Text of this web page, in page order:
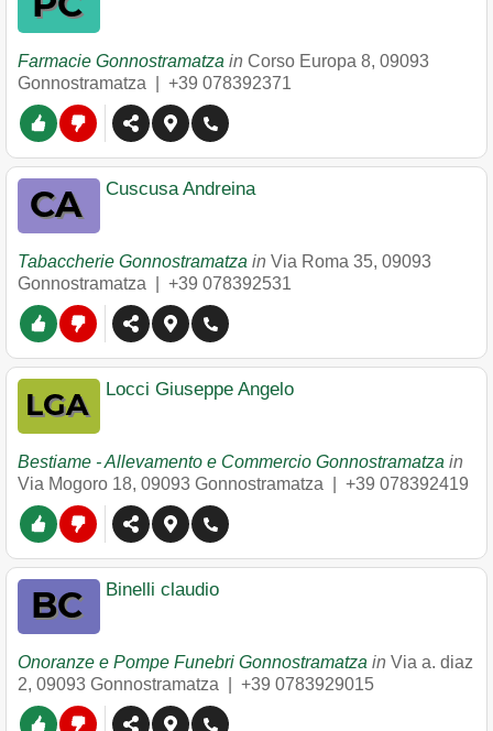
Farmacie Gonnostramatza in Corso Europa 8, 09093
Gonnostramatza
+39 078392371
Cuscusa Andreina
Tabaccherie Gonnostramatza in Via Roma 35, 09093
Gonnostramatza
+39 078392531
Locci Giuseppe Angelo
Bestiame - Allevamento e Commercio Gonnostramatza in
Via Mogoro 18, 09093 Gonnostramatza +39 078392419
Binelli claudio
Onoranze e Pompe Funebri Gonnostramatza in Via a. diaz
2, 09093 Gonnostramatza +39 0783929015